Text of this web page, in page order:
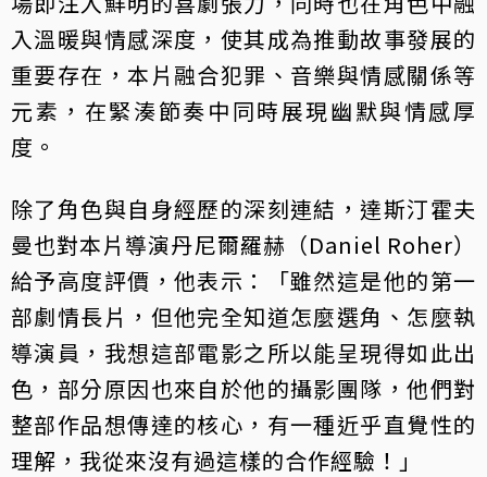
入溫暖與情感深度，使其成為推動故事發展的
重要存在，本片融合犯罪、音樂與情感關係等
元素，在緊湊節奏中同時展現幽默與情感厚
度。
除了角色與自身經歷的深刻連結，達斯汀霍夫
曼也對本片導演丹尼爾羅赫（Daniel Roher）
給予高度評價，他表示：「雖然這是他的第一
部劇情長片，但他完全知道怎麼選角、怎麼執
導演員，我想這部電影之所以能呈現得如此出
色，部分原因也來自於他的攝影團隊，他們對
整部作品想傳達的核心，有一種近乎直覺性的
理解，我從來沒有過這樣的合作經驗！」